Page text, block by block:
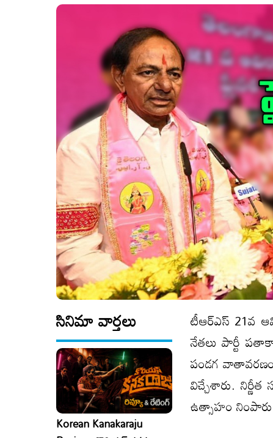
సినిమా వార్తలు
Korean Kanakaraju
టీఆర్‌ఎస్‌ 21వ
నేతలు పార్టీ
పండగ
విచ్చేశారు.
ఉత్సాహం